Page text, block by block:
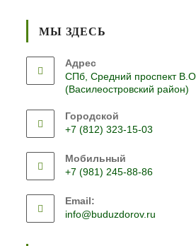
МЫ ЗДЕСЬ
Адрес
СПб, Средний проспект
(Василеостровский район)
Городской
+7 (812) 323-15-03
в
вашем
Мобильный
+7 (981) 245-88-86
в
вашем
Email:
info@buduzdorov.ru